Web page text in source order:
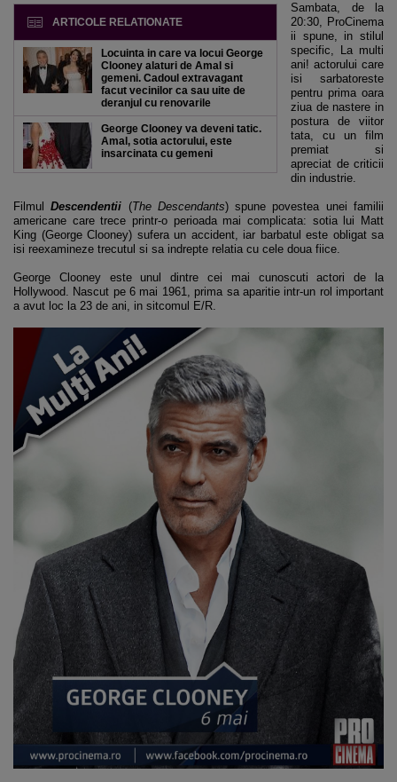
ARTICOLE RELATIONATE
Locuinta in care va locui George
Clooney alaturi de Amal si
gemeni. Cadoul extravagant
facut vecinilor ca sau uite de
deranjul cu renovarile
George Clooney va deveni tatic.
Amal, sotia actorului, este
insarcinata cu gemeni
Sambata, de la
20:30, ProCinema
ii spune, in stilul
specific, La multi
ani! actorului care
isi sarbatoreste
pentru prima oara
ziua de nastere in
postura de viitor
tata, cu un film
premiat si
apreciat de criticii
din industrie.
FilmulDescendentii (The Descendants) spune povestea unei familii
americane care trece printr-o perioada mai complicata: sotia lui Matt
King (George Clooney) sufera un accident, iar barbatul este obligat sa
isi reexamineze trecutul si sa indrepte relatia cu cele doua fiice.
George Clooney este unul dintre cei mai cunoscuti actori de la
Hollywood. Nascut pe 6 mai 1961, prima sa aparitie intr-un rol important
a avut loc la 23 de ani, in sitcomul E/R.